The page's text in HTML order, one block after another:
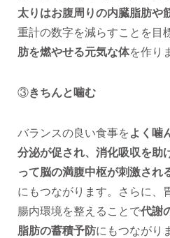
太りはお腹周りの内臓脂肪や
重計の数字を減らすことを目
肪を燃やせる元気な体を作り
③きちんと噛む
バランスの良い食事を よく噛
分泌が促され、消化吸収を助
って脳の満腹中枢が刺激され
にもつながります。さらに、
腸内環境を整えることで代謝
脂肪の蓄積予防にもつながり